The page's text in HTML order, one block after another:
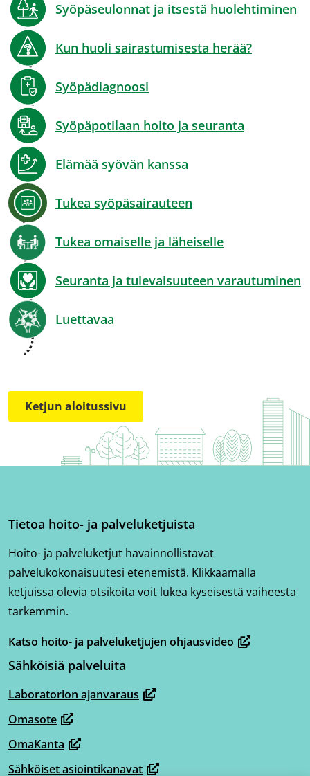
Syöpäseulonnat ja itsestä huolehtiminen
Kun huoli sairastumisesta herää?
Syöpädiagnoosi
Syöpäpotilaan hoito ja seuranta
Elämää syövän kanssa
Tukea syöpäsairauteen
Tukea omaiselle ja läheiselle
Seuranta ja tulevaisuuteen varautuminen
Luettavaa
Ketjun aloitussivu
Tietoa hoito- ja palveluketjuista
Hoito- ja palveluketjut havainnollistavat
palvelukokonaisuutesi etenemistä. Klikkaamalla
ketjuissa olevia otsikoita voit lukea kyseisestä vaiheesta
tarkemmin.
Katso hoito- ja palveluketjujen ohjausvideo
(avautuu
uuteen
ikkunaan,
toiseen
palveluun)
Sähköisiä palveluita
Laboratorion ajanvaraus
(avautuu
uuteen
ikkunaan,
siirryt
Omasote
(avautuu
uuteen
ikkunaan,
OmaKanta
(avautuu
uuteen
Sähköiset asiointikanavat